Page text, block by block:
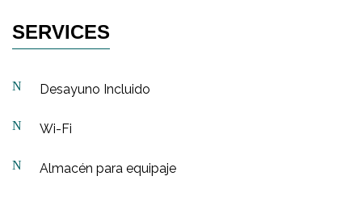
SERVICES
Desayuno Incluido
Wi-Fi
Almacén para equipaje